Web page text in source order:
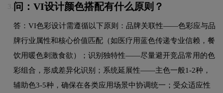
3. 问：VI设计颜色搭配有什么原则？
答：VI色彩设计需遵循以下原则：品牌关联性——色彩应与品
牌行业属性和核心价值匹配（如医疗用蓝色传递专业信赖，餐
饮用暖色刺激食欲）；识别独特性——尽量避开竞品常用的色
彩组合，形成差异化识别；系统延展性——主色一般1-2种，
辅助色3-5种，确保在各类应用场景中协调统一；受众适应性